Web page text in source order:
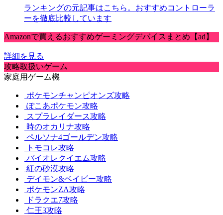
ランキングの元記事はこちら。おすすめコントローラ
ーを徹底比較しています
Amazonで買えるおすすめゲーミングデバイスまとめ【ad】
詳細を見る
攻略取扱いゲーム
家庭用ゲーム機
ポケモンチャンピオンズ攻略
ぽこあポケモン攻略
スプラレイダース攻略
時のオカリナ攻略
ペルソナ4ゴールデン攻略
トモコレ攻略
バイオレクイエム攻略
紅の砂漠攻略
デイモン&ベイビー攻略
ポケモンZA攻略
ドラクエ7攻略
仁王3攻略